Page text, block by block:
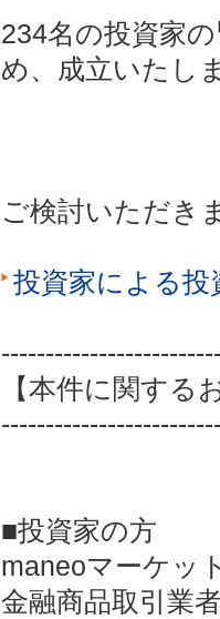
234名の投資家
め、成立いたし
ご検討いただき
投資家による
【本件に関する
■投資家の方
maneoマーケッ
金融商品取引業